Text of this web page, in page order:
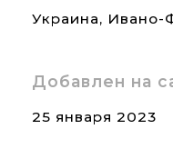
Украина, Ивано-
Добавлен на
25 января 2023